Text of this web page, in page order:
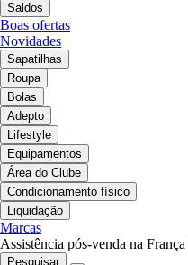
Saldos
Boas ofertas
Novidades
Sapatilhas
Roupa
Bolas
Adepto
Lifestyle
Equipamentos
Área do Clube
Condicionamento físico
Liquidação
Marcas
Assistência pós-venda na França
Pesquisar